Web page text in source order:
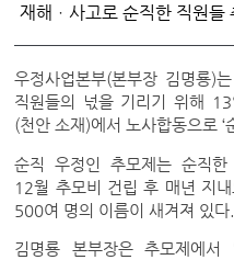
재해ㆍ사고로 순직한 직원들
우정사업본부(본부장 김명룡)
직원들의 넋을 기리기 위해 13
(천안 소재)에서 노사합동으로 ‘
순직 우정인 추모제는 순직
12월 추모비 건립 후 매년 지
500여 명의 이름이 새겨져 있다.
김명룡 본부장은 추모제에서